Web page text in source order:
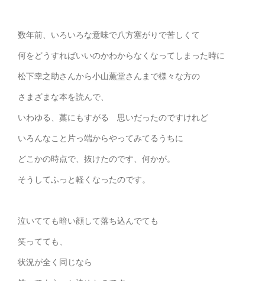
数年前、いろいろな意味で八方塞がりで苦しくて
何をどうすればいいのかわからなくなってしまった時に
松下幸之助さんから小山薫堂さんまで様々な方の
さまざまな本を読んで、
いわゆる、藁にもすがる 思いだったのですけれど
いろんなこと片っ端からやってみてるうちに
どこかの時点で、抜けたのです、何かが。
そうしてふっと軽くなったのです。
泣いてても暗い顔して落ち込んでても
笑ってても、
状況が全く同じなら